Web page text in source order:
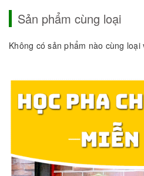
Sản phẩm cùng loại
Không có sản phẩm nào cùng